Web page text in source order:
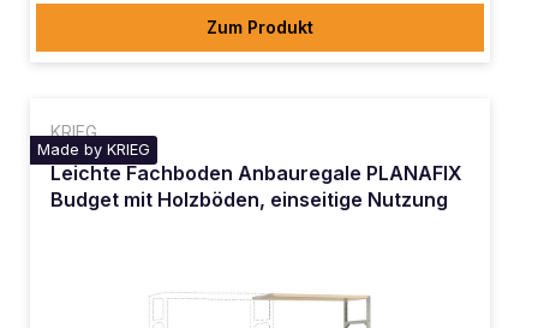
Zum Produkt
KRIEG
Made by KRIEG
Leichte Fachboden Anbauregale PLANAFIX
Budget mit Holzböden, einseitige Nutzung